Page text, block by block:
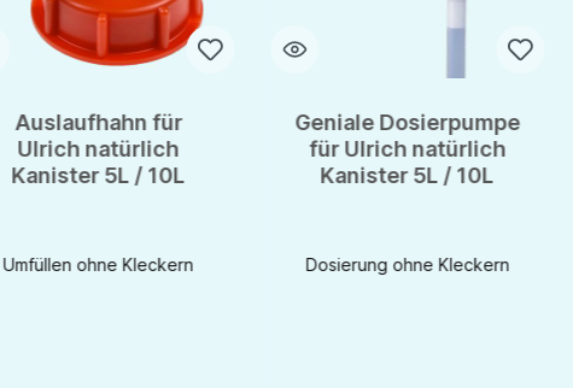
Auslaufhahn für
Ulrich natürlich
Kanister 5L / 10L
Umfüllen ohne Kleckern
Geniale Dosierpumpe
für Ulrich natürlich
Kanister 5L / 10L
Dosierung ohne Kleckern